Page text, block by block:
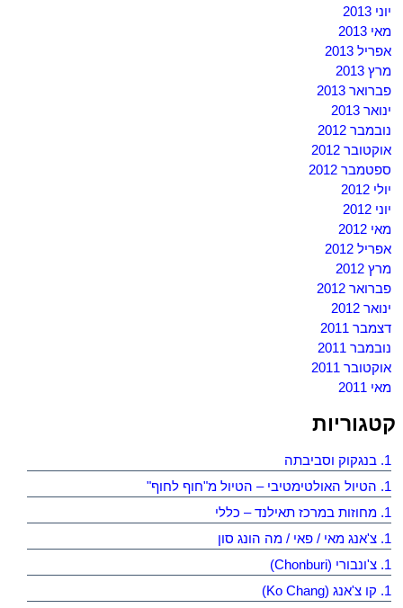
יוני 2013
מאי 2013
אפריל 2013
מרץ 2013
פברואר 2013
ינואר 2013
נובמבר 2012
אוקטובר 2012
ספטמבר 2012
יולי 2012
יוני 2012
מאי 2012
אפריל 2012
מרץ 2012
פברואר 2012
ינואר 2012
דצמבר 2011
נובמבר 2011
אוקטובר 2011
מאי 2011
קטגוריות
1. בנגקוק וסביבתה
1. הטיול האולטימטיבי – הטיול מ"חוף לחוף"
1. מחוזות במרכז תאילנד – כללי
1. צ'אנג מאי / פאי / מה הונג סון
1. צ'ונבורי (Chonburi)
1. קו צ'אנג (Ko Chang)